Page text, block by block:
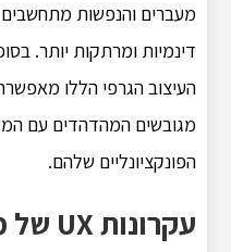
מעברים והנפשות מתחשבים
דינמיות ומרתקות יותר.
העיצוב הגרפי הללו
מגובשים המהדהדים עם
הפונקציונליים שלהם.
עקרונות UX של מעצב גרפי